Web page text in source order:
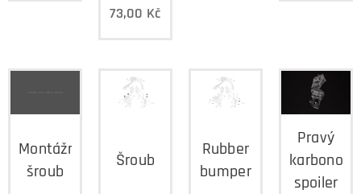
73,00 Kč
Montážní
šroub
Šroub
Rubber
bumper
Pravý
karbonový
spoiler